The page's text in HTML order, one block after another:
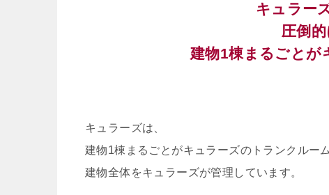
キュラー
圧倒
建物1棟まるごとが
キュラーズは、
建物1棟まるごとがキュラーズのトランクルー
建物全体をキュラーズが管理しています。